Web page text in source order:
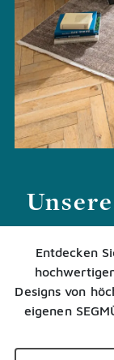
Entdecken
Designs von
eigenen